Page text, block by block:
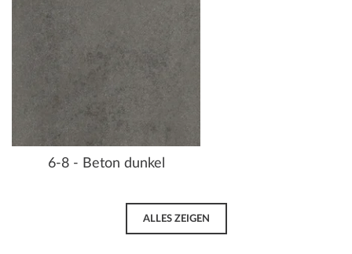
6-8 - Beton dunkel
ALLES ZEIGEN